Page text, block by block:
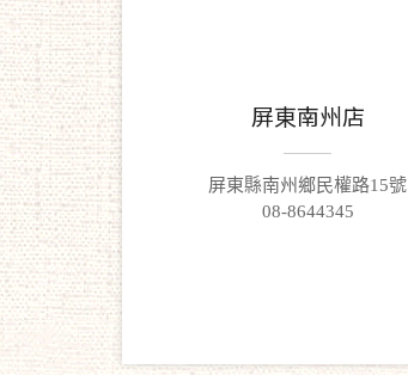
屏東南州店
屏東縣南州鄉民權路15號
08-8644345